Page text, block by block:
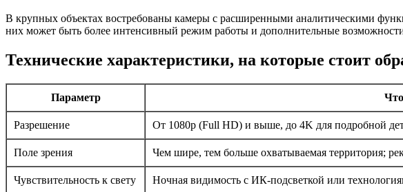
В крупных объектах востребованы камеры с расширенными аналитическими
них может быть более интенсивный режим работы и дополнительные
Технические характеристики, на которые стоит
Параметр
Разрешение От 1080p (Full HD) и выше, до 4K для подробной
Поле зрения Чем шире, тем больше охватываемая территория;
Чувствительность к свету Ночная видимость с ИК-подсветкой или